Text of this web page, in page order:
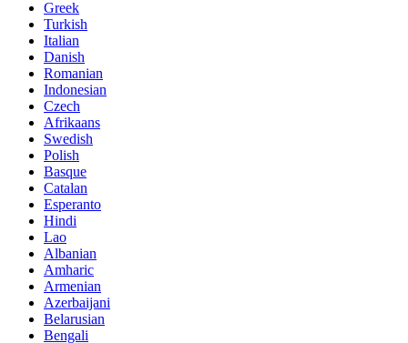
Greek
Turkish
Italian
Danish
Romanian
Indonesian
Czech
Afrikaans
Swedish
Polish
Basque
Catalan
Esperanto
Hindi
Lao
Albanian
Amharic
Armenian
Azerbaijani
Belarusian
Bengali